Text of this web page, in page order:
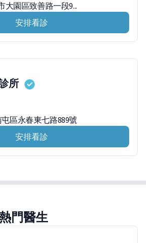
大園區致善路一段9...
安排看診
所
區永春東七路889號
安排看診
門醫生